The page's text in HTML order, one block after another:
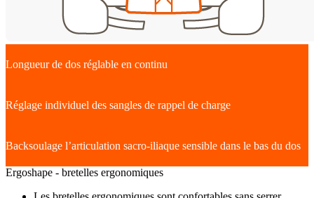
Longueur de dos réglable en continu
Réglage individuel des sangles de rappel de charge
Backsoulage l’articulation sacro-iliaque sensible dans le bas du dos
Ergoshape - bretelles ergonomiques